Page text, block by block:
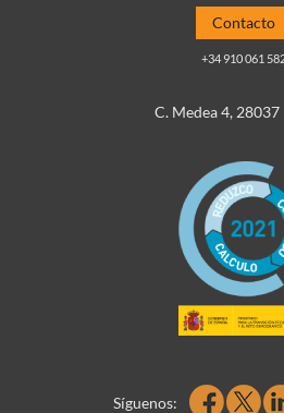
Contacto
+34 910 061
C. Medea 4,
Síguenos: